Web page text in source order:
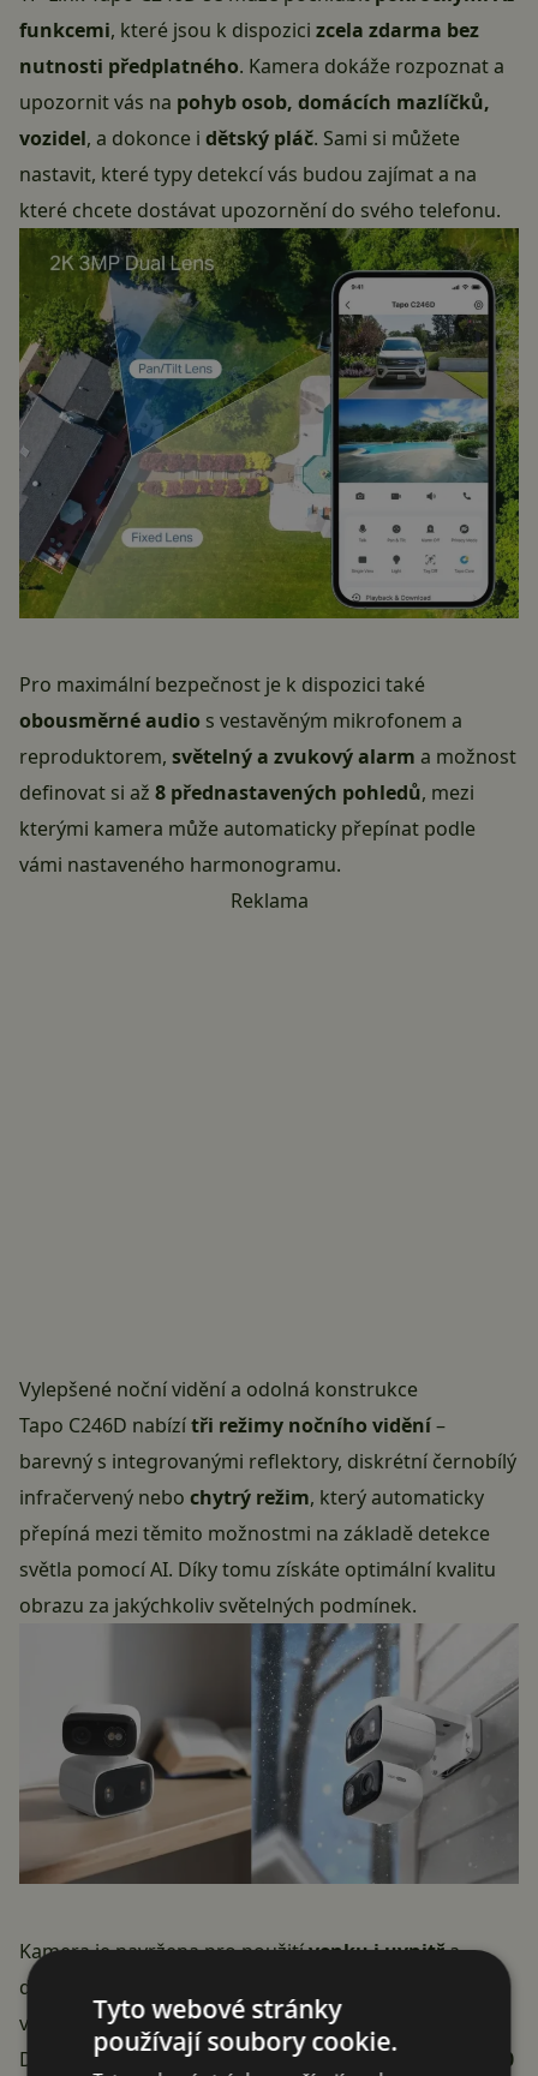
funkcemi, které jsou k dispozici zcela zdarma bez
nutnosti předplatného. Kamera dokáže rozpoznat a
upozornit vás na pohyb osob, domácích mazlíčků,
vozidel, a dokonce i dětský pláč. Sami si můžete
nastavit, které typy detekcí vás budou zajímat a na
které chcete dostávat upozornění do svého telefonu.
Pro maximální bezpečnost je k dispozici také
obousměrné audio s vestavěným mikrofonem a
reproduktorem, světelný a zvukový alarm a možnost
definovat si až 8 přednastavených pohledů, mezi
kterými kamera může automaticky přepínat podle
vámi nastaveného harmonogramu.
Reklama
Vylepšené noční vidění a odolná konstrukce
Tapo C246D nabízítři režimy nočního vidění–
barevný s integrovanými reflektory, diskrétní černobílý
infračervený nebo chytrý režim, který automaticky
přepíná mezi těmito možnostmi na základě detekce
světla pomocí AI. Díky tomu získáte optimální kvalitu
obrazu za jakýchkoliv světelných podmínek.
Kamera je navržena pro použitívenku i uvnitřa
disponuje
vůči dešti, sněhu, prachu i extrémním teplotám.
Dokáže fungovat v teplotním rozmezí od-20 °C do +50
Tyto webové stránky
používají soubory cookie.